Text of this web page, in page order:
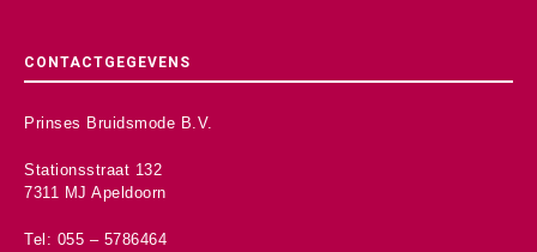
CONTACTGEGEVENS
Prinses Bruidsmode B.V.
Stationsstraat 132
7311 MJ Apeldoorn
Tel: 055 – 5786464